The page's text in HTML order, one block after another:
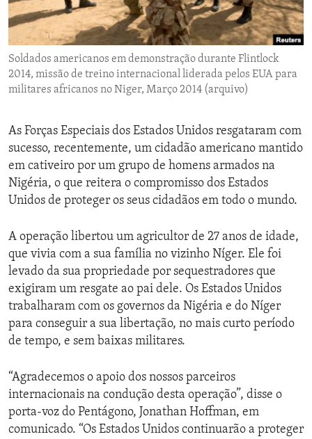
ENVIRONMENT AND HEALTH
IDEALS AND INSTITUTIONS
Soldados americanos em demonstração durante Flintlock
2014, missão de treino internacional liderada pelos EUA para
militares africanos no Niger, Março 2014 (arquivo)
As Forças Especiais dos Estados Unidos resgataram com
sucesso, recentemente, um cidadão americano mantido
em cativeiro por um grupo de homens armados na
Nigéria, o que reitera o compromisso dos Estados
Unidos de proteger os seus cidadãos em todo o mundo.
A operação libertou um agricultor de 27 anos de idade,
que vivia com a sua família no vizinho Níger. Ele foi
levado da sua propriedade por sequestradores que
exigiram um resgate ao pai dele. Os Estados Unidos
trabalharam com os governos da Nigéria e do Níger
para conseguir a sua libertação, no mais curto período
de tempo, e sem baixas militares.
“Agradecemos o apoio dos nossos parceiros
internacionais na condução desta operação”, disse o
porta-voz do Pentágono, Jonathan Hoffman, em
comunicado. “Os Estados Unidos continuarão a proteger